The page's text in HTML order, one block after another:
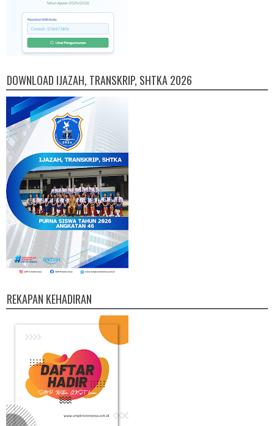
DOWNLOAD IJAZAH, TRANSKRIP, SHTKA 2026
REKAPAN KEHADIRAN